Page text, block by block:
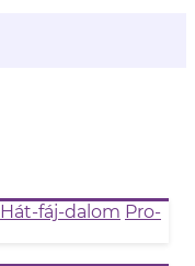
Hát-fáj-dalom Pro-